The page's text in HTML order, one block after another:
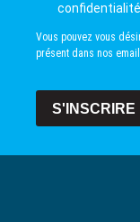
Vous pouvez vous
présent dans nos
S'INSCRIRE